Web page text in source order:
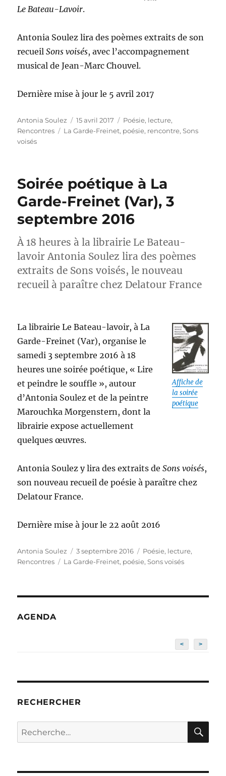
Le Bateau-Lavoir.
Antonia Soulez lira des poèmes extraits de son
recueilSons voisés, avec l’accompagnement
musical de Jean-Marc Chouvel.
Dernière mise à jour le 5 avril 2017
Auteur
Antonia Soulez
Publié
le
15 avril 2017 Catégories
Poésie, lecture,
Rencontres
Étiquettes
La Garde-Freinet, poésie, rencontre,Sons
voisés
Soirée poétique à La
Garde-Freinet (Var), 3
septembre 2016
À 18 heures à la librairie Le Bateau-
lavoir Antonia Soulez lira des poèmes
extraits de Sons voisés, le nouveau
recueil à paraître chez Delatour France
Affiche de
la soirée
poétique
La librairie Le Bateau-lavoir, à La
Garde-Freinet (Var), organise le
samedi 3 septembre 2016 à 18
heures une soirée poétique, « Lire
et peindre le souffle », autour
d’Antonia Soulez et de la peintre
Marouchka Morgenstern, dont la
librairie expose actuellement
quelques œuvres.
Antonia Soulez y lira des extraits deSons voisés,
son nouveau recueil de poésie à paraître chez
Delatour France.
Dernière mise à jour le 22 août 2016
Auteur
Antonia Soulez
Publié
le
3 septembre 2016 Catégories
Poésie, lecture,
Rencontres
Étiquettes
La Garde-Freinet, poésie,Sons voisés
AGENDA
< >
RECHERCHER
Recherche
pour :